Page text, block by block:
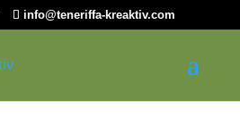
info@teneriffa-kreaktiv.com